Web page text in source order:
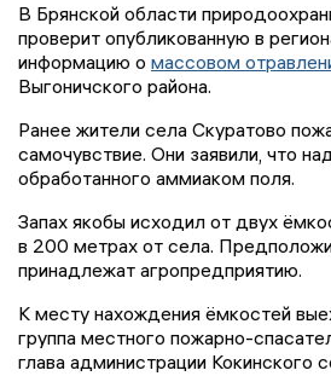
В Брянской области
проверит опубликованную в
информацию о массовом
Выгоничского района.
Ранее жители села Скуратово
самочувствие. Они заявили, что
обработанного аммиаком поля.
Запах якобы исходил от двух
в 200 метрах от села.
принадлежат агропредприятию.
К месту нахождения ёмкостей
группа местного пожарно-
глава администрации Кокинского